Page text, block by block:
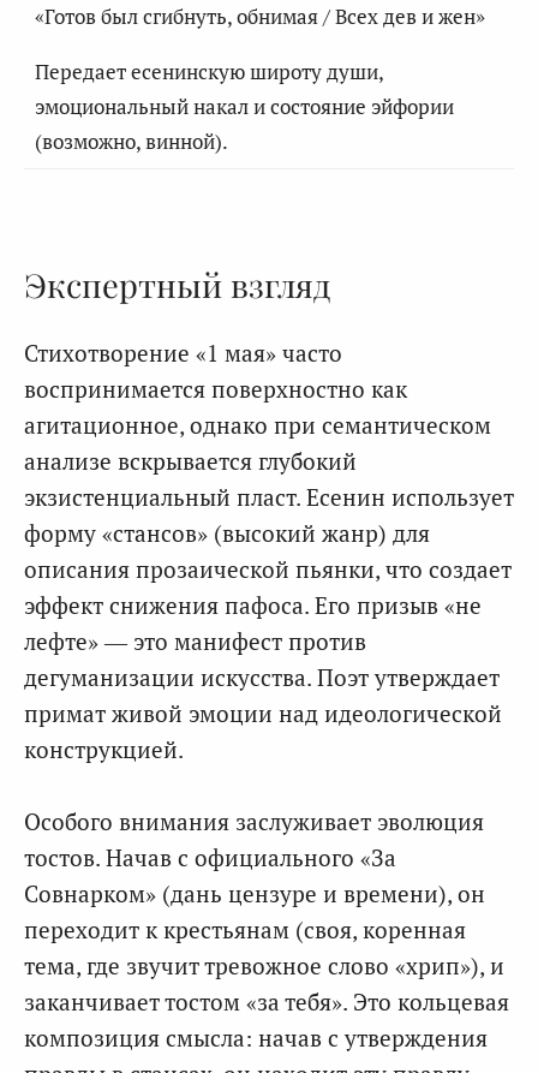
«Готов был сгибнуть, обнимая / Всех дев и жен»
Передает есенинскую широту души,
эмоциональный накал и состояние эйфории
(возможно, винной).
Экспертный взгляд
Стихотворение «1 мая» часто
воспринимается поверхностно как
агитационное, однако при семантическом
анализе вскрывается глубокий
экзистенциальный пласт. Есенин использует
форму «стансов» (высокий жанр) для
описания прозаической пьянки, что создает
эффект снижения пафоса. Его призыв «не
лефте» — это манифест против
дегуманизации искусства. Поэт утверждает
примат живой эмоции над идеологической
конструкцией.
Особого внимания заслуживает эволюция
тостов. Начав с официального «За
Совнарком» (дань цензуре и времени), он
переходит к крестьянам (своя, коренная
тема, где звучит тревожное слово «хрип»), и
заканчивает тостом «за тебя». Это кольцевая
композиция смысла: начав с утверждения